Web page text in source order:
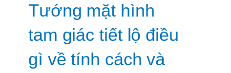
Tướng mặt hình
tam giác tiết lộ điều
gì về tính cách và